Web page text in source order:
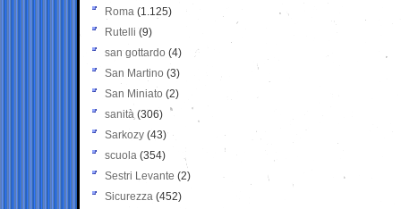
Roma (1.125)
Rutelli (9)
san gottardo (4)
San Martino (3)
San Miniato (2)
sanità (306)
Sarkozy (43)
scuola (354)
Sestri Levante (2)
Sicurezza (452)